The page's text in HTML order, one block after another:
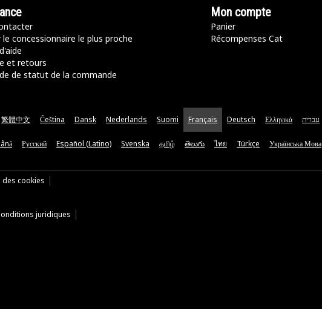
le concessionnaire le plus proche
et retours
de statut de la commande
Mon compte
Panier
Récompenses Cat
繁體中文 Čeština Dansk Nederlands Suomi Français Deutsch Ελληνικά עברית
Русский Español (Latino) Svenska தமிழ் తెలుగు ไทย Türkçe Українська Мова
cookies
juridiques